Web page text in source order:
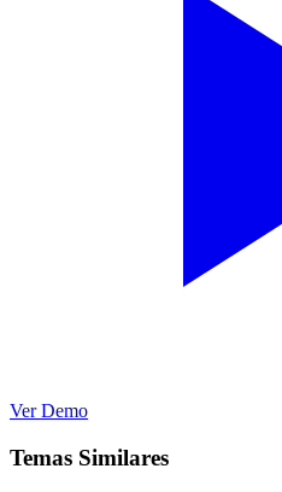
Ver Demo
Temas Similares